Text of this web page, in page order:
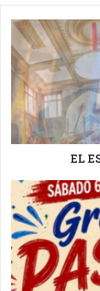
EL
ESTADIO
TIENE
UN
PLAN.
EL
GRAN
PASEO
ROMERO.